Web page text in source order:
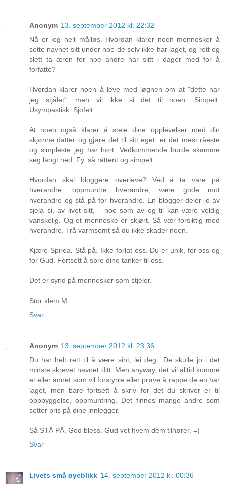
Anonym 13. september 2012 kl. 22:32
Nå er jeg helt målløs. Hvordan klarer noen mennesker å
sette navnet sitt under noe de selv ikke har laget, og rett og
slett ta æren for noe andre har slitt i dager med for å
forfatte?
Hvordan klarer noen å leve med løgnen om at "dette har
jeg stjålet", men vil ikke si det til noen. Simpelt.
Usympastisk. Sjofelt.
At noen også klarer å stele dine opplevelser med din
skjønne datter og gjøre det til sitt eget, er det mest råeste
og simpleste jeg har hørt. Vedkommende burde skamme
seg langt ned. Fy, så råttent og simpelt.
Hvordan skal bloggere overleve? Ved å ta vare på
hverandre, oppmuntre hverandre, være gode mot
hverandre og stå på for hverandre. En blogger deler jo av
sjela si, av livet sitt, - noe som av og til kan være veldig
vanskelig. Og et menneske er skjørt. Så vær forsiktig med
hverandre. Trå varmsomt så du ikke skader noen.
Kjære Spirea. Stå på. Ikke forlat oss. Du er unik, for oss og
for Gud. Fortsett å spre dine tanker til oss.
Det er synd på mennesker som stjeler.
Stor klem M
Svar
Anonym 13. september 2012 kl. 23:36
Du har helt rett til å være sint, lei deg.. De skulle jo i det
minste skrevet navnet ditt. Men anyway, det vil alltid komme
et eller annet som vil forstyrre eller prøve å rappe de en har
laget, men bare fortsett å skriv for det du skriver er til
oppbyggelse, oppmuntring. Det finnes mange andre som
setter pris på dine innlegger.
Så STÅ PÅ. God bless. Gud vet hvem dem tilhører. =)
Svar
Livets små øyeblikk 14. september 2012 kl. 00:36